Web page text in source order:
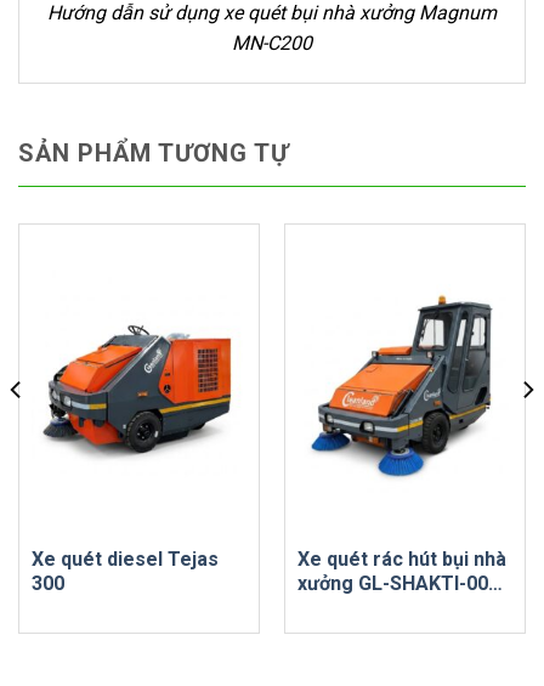
Hướng dẫn sử dụng xe quét bụi nhà xưởng Magnum
MN-C200
SẢN PHẨM TƯƠNG TỰ
Xe quét diesel Tejas
300
Xe quét rác hút bụi nhà
xưởng GL-SHAKTI-009